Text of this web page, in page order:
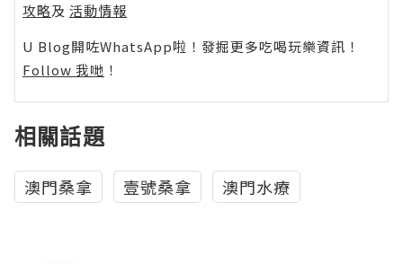
攻略及 活動情報
U Blog開咗WhatsApp啦！發掘更多吃喝玩樂資訊！
Follow 我哋 ！
相關話題
澳門桑拿 壹號桑拿 澳門水療